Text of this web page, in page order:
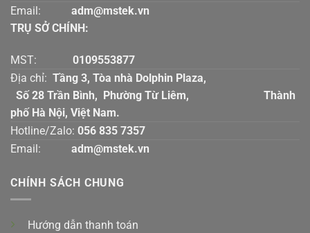
Email:
adm@mstek.vn
TRỤ SỞ CHÍNH:
MST: 0109553877
Địa chỉ: Tầng 3, Tòa nhà Dolphin Plaza,
Số 28 Trần Bình, Phường Từ Liêm, Thành
phố Hà Nội, Việt Nam.
Hotline/Zalo: 056 835 7357
Email:
adm@mstek.vn
CHÍNH SÁCH CHUNG
Hướng dẫn thanh toán